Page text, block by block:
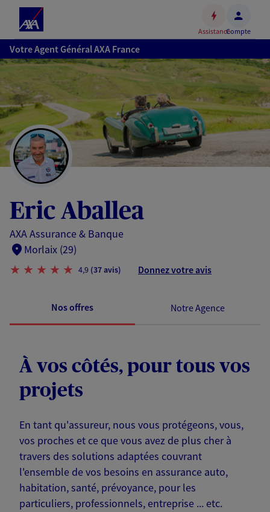
Accéder
au
contenu
principal
Accéder
au
pied
de
page
AssistanceCompte
Votre Agent Général AXA France
Eric Aballea
AXA Assurance & Banque
Morlaix (29)
4,9 (37 avis) Donnez votre avis
Nos offres Notre Agence
À vos côtés, pour tous vos
projets
En tant qu'assureur, nous vous protégeons, vous,
vos proches et ce que vous avez de plus cher à
travers des solutions adaptées couvrant
l'ensemble de vos besoins en assurance auto,
habitation, santé, prévoyance, pour les
particuliers, professionnels, entreprise ... etc.